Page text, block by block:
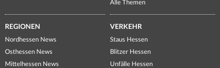
Alle Themen
REGIONEN
Nordhessen News
Osthessen News
Mittelhessen News
VERKEHR
Staus Hessen
Blitzer Hessen
Unfälle Hessen